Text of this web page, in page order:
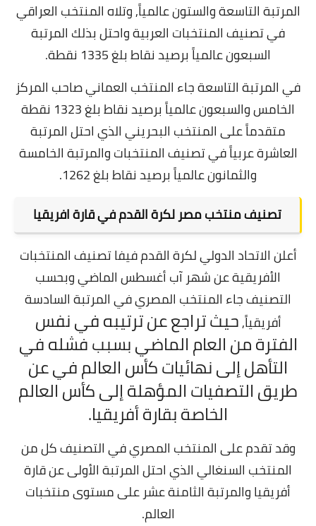
المرتبة التاسعة والستون عالمياً, وتلاه المنتخب العراقي
في تصنيف المنتخبات العربية واحتل بذلك المرتبة
السبعون عالمياً برصيد نقاط بلغ 1335 نقطة.
في المرتبة التاسعة جاء المنتخب العماني صاحب المركز
الخامس والسبعون عالمياً برصيد نقاط بلغ 1323 نقطة
متقدماً على المنتخب البحريني الذي احتل المرتبة
العاشرة عربياً في تصنيف المنتخبات والمرتبة الخامسة
والثمانون عالمياً برصيد نقاط بلغ 1262.
تصنيف منتخب مصر لكرة القدم في قارة افريقيا
أعلن الاتحاد الدولي لكرة القدم فيفا تصنيف المنتخبات
الأفريقية عن شهر آب أغسطس الماضي وبحسب
التصنيف جاء المنتخب المصري في المرتبة السادسة
أفريقياً,حيث تراجع عن ترتيبه في نفس
الفترة من العام الماضي بسبب فشله في
التأهل إلى نهائيات كأس العالم في عن
طريق التصفيات المؤهلة إلى كأس العالم
الخاصة بقارة أفريقيا.
وقد تقدم على المنتخب المصري في التصنيف كل من
المنتخب السنغالي الذي احتل المرتبة الأولى عن قارة
أفريقيا والمرتبة الثامنة عشر على مستوى منتخبات
العالم.